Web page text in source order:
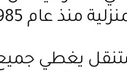
منذ عام 1985 م
يغطي جميع